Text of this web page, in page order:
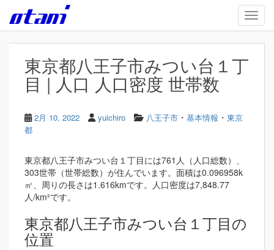
Skip to main content
東京都八王子市みつい台１丁
目 | 人口 人口密度 世帯数
2月 10, 2022 yuichiro 八王子市 ・ 基本情報 ・ 東京
都
東京都八王子市みつい台１丁目には761人（人口総数）、
303世帯（世帯総数）が住んでいます。面積は0.096958k
㎡、周りの長さは1.616kmです。人口密度は7,848.77
人/km²です。
東京都八王子市みつい台１丁目の
位置